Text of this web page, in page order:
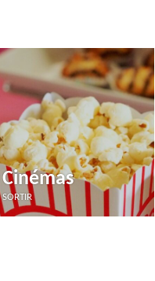
Cinémas
SORTIR